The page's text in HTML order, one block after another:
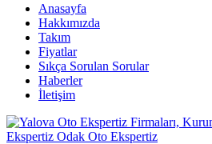
Anasayfa
Hakkımızda
Takım
Fiyatlar
Sıkça Sorulan Sorular
Haberler
İletişim